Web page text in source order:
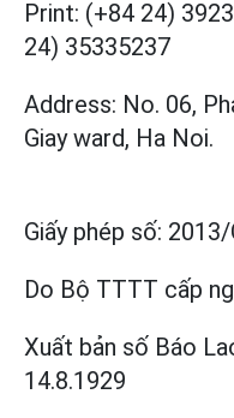
Print: (+84 24)
24) 35335237
Address: No. 06,
Giay ward, Ha Noi.
Giấy phép số:
Do Bộ TTTT cấp
Xuất bản số Báo
14.8.1929